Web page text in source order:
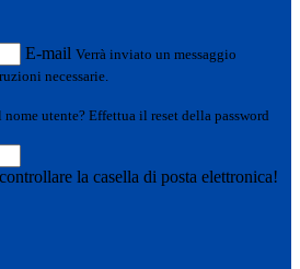
E-mail Verrà inviato un messaggio
necessarie.
utente? Effettua il reset della password
la casella di posta elettronica!